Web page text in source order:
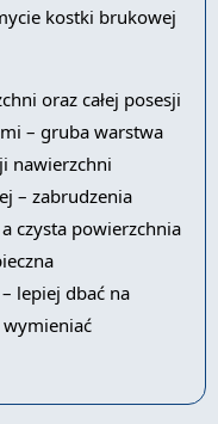
kostki brukowej
oraz całej posesji
– gruba warstwa
nawierzchni
– zabrudzenia
czysta powierzchnia
lepiej dbać na
wymieniać